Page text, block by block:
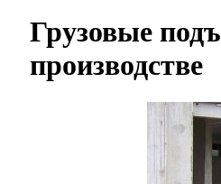
Грузовые
производстве